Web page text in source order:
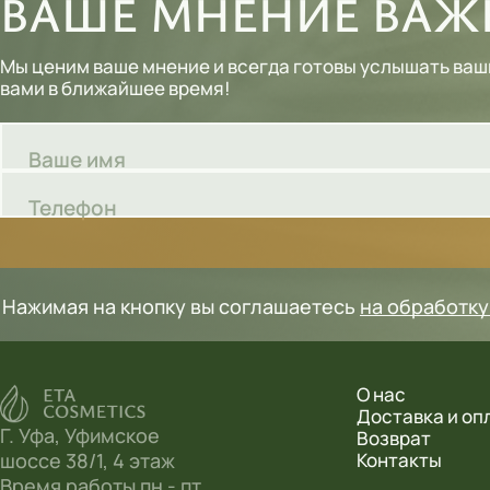
Шампуни
Тональные кремы
Основы под макияж
Сыворотки
Спреи для уборки
Мыло
ВАШЕ МНЕНИЕ
Мы ценим ваше мнение и всегда готовы услышать
вами в ближайшее время!
Ваше имя
Телефон
Нажимая на кнопку вы соглашаетесь на
Г. Уфа, Уфимское
шоссе 38/1, 4 этаж
О нас
Доставка и
Возврат
Контакты